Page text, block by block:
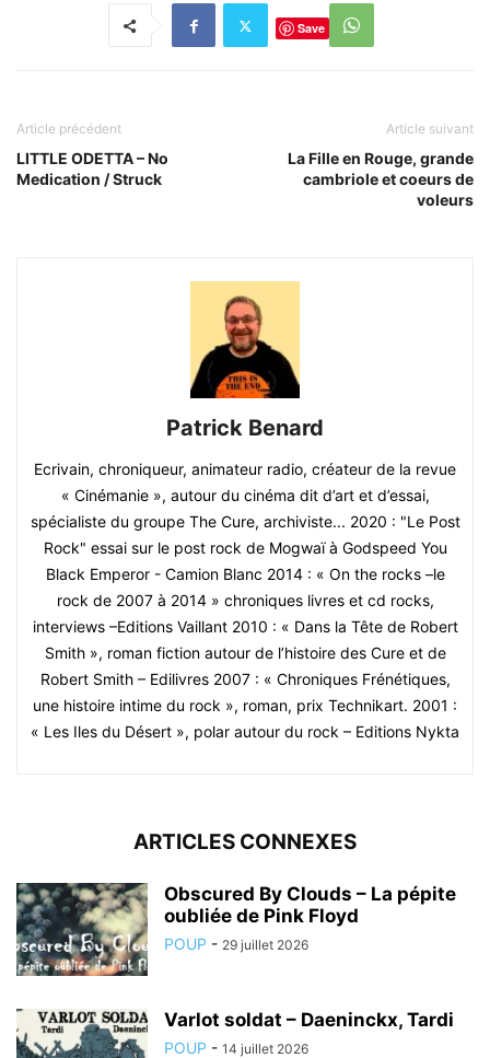
Save
Article précédent
LITTLE ODETTA – No
Medication / Struck
Article suivant
La Fille en Rouge, grande
cambriole et coeurs de
voleurs
Patrick Benard
Ecrivain, chroniqueur, animateur radio, créateur de la revue
« Cinémanie », autour du cinéma dit d’art et d’essai,
spécialiste du groupe The Cure, archiviste... 2020 : "Le Post
Rock" essai sur le post rock de Mogwaï à Godspeed You
Black Emperor - Camion Blanc 2014 : « On the rocks –le
rock de 2007 à 2014 » chroniques livres et cd rocks,
interviews –Editions Vaillant 2010 : « Dans la Tête de Robert
Smith », roman fiction autour de l’histoire des Cure et de
Robert Smith – Edilivres 2007 : « Chroniques Frénétiques,
une histoire intime du rock », roman, prix Technikart. 2001 :
« Les Iles du Désert », polar autour du rock – Editions Nykta
ARTICLES CONNEXES
Obscured By Clouds – La pépite
oubliée de Pink Floyd
POUP - 29 juillet 2026
Varlot soldat – Daeninckx, Tardi
POUP - 14 juillet 2026